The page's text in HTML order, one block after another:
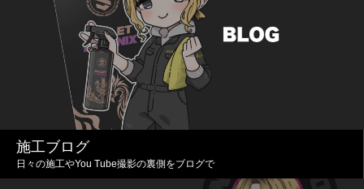
施工ブログ
日々の施工やYou Tube撮影の裏側をブログで